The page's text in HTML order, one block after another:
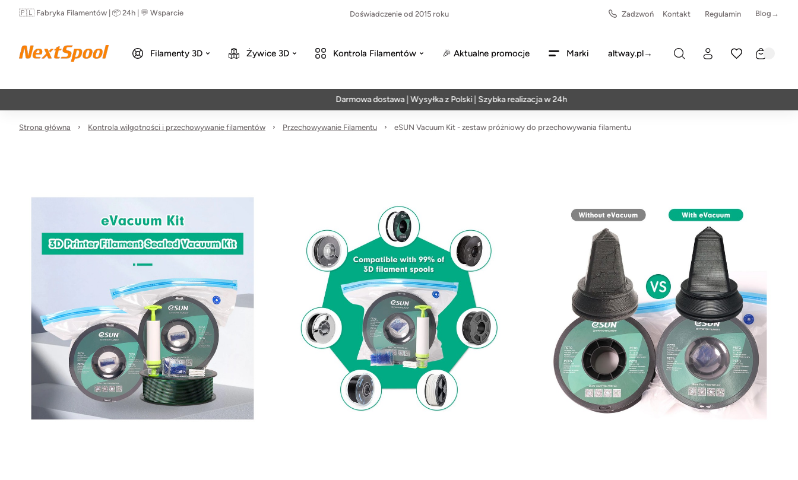
🇵🇱 Fabryka Filamentów | 📦 24h | 💬 Wsparcie Doświadczenie od 2015 roku Zadzwoń Kontakt Regulamin Blog→
Filamenty 3D Żywice 3D Kontrola Filamentów 🎉 Aktualne promocje Marki altway.pl→
Darmowa dostawa | Wysyłka z Polski | Szybka realizacja w 24h
Strona główna Kontrola wilgotności i przechowywanie filamentów Przechowywanie Filamentu eSUN Vacuum Kit - zestaw próżniowy do przechowywania filamentu